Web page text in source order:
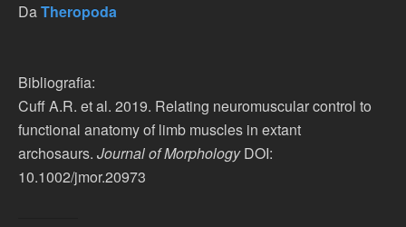
DaTheropoda
Bibliografia:
Cuff A.R. et al. 2019. Relating neuromuscular control to
functional anatomy of limb muscles in extant
archosaurs. Journal of Morphology DOI:
10.1002/jmor.20973